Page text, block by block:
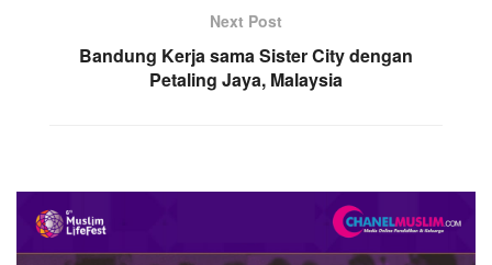
Next Post
Bandung Kerja sama Sister City dengan
Petaling Jaya, Malaysia